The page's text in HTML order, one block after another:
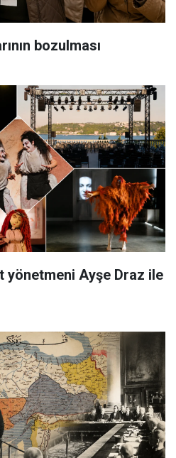
bozulması
yönetmeni Ayşe Draz ile